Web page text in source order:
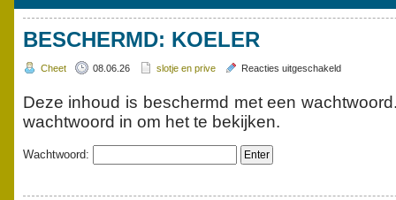
BESCHERMD: KOELER
Cheet 08.06.26 slotje en prive Reacties uitgeschakeldvoor
koeler
Deze inhoud is beschermd met een
wachtwoord in om het te bekijken.
Wachtwoord: